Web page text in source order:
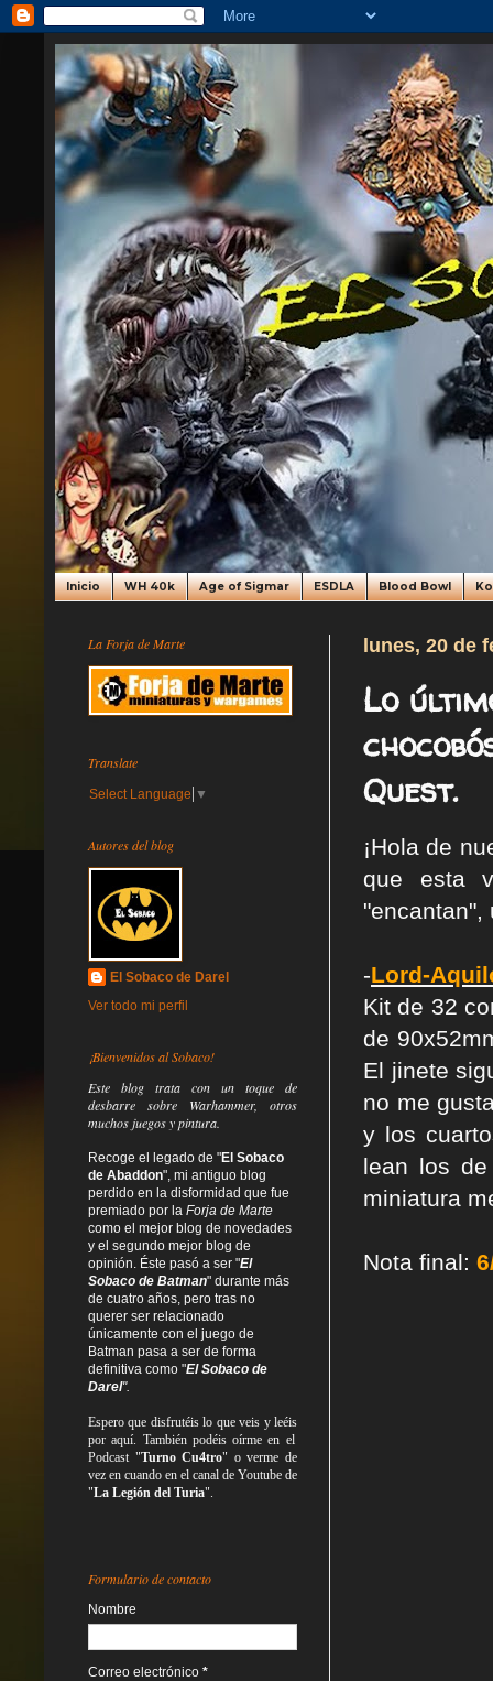
Inicio WH 40k Age of Sigmar ESDLA Blood Bowl
lunes, 20 de
Lo
Quest.
¡Hola de
que esta
"encantan",
-Lord-
Kit de 32
de
El jinete
no me
y los
lean los
miniatura
Nota final:
La Forja de Marte
Translate
Select Language ▼
Autores del blog
El Sobaco de Darel
Ver todo mi perfil
¡Bienvenidos al Sobaco!
Este blog trata con un toque de
desbarre sobre Warhammer, otros
muchos juegos y pintura.
Recoge el legado de "El Sobaco
de Abaddon", mi antiguo blog
perdido en la disformidad que fue
premiado por la Forja de Marte
como el mejor blog de novedades
y el segundo mejor blog de
opinión. Éste pasó a ser "El
Sobaco de Batman" durante más
de cuatro años, pero tras no
querer ser relacionado
únicamente con el juego de
Batman pasa a ser de forma
definitiva como "El Sobaco de
Darel".
Espero que disfrutéis lo queveis yleéis
por aquí. También podéis oírme en el
Podcast "Turno Cu4tro" o verme de
vez en cuando en el canal de Youtube de
"La Legión del Turia".
Formulario de contacto
Nombre
Correo electrónico *